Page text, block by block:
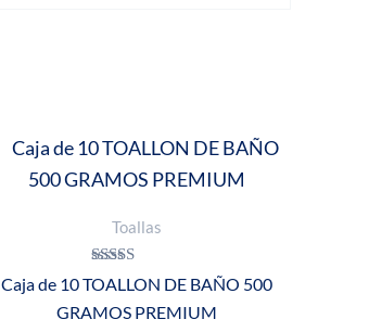
Toallas
Valorado con
5.00
de 5
Caja de 10 TOALLON DE BAÑO 500
GRAMOS PREMIUM